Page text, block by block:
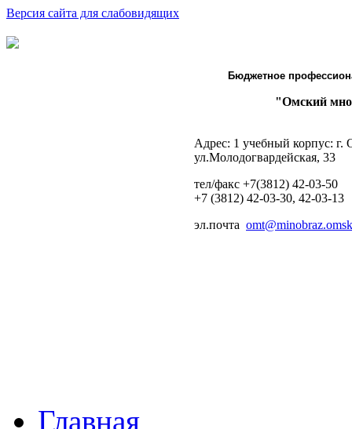
Версия сайта для слабовидящих
Бюджетное
"Омский
Адрес: 1 учебный корпус: г.
ул.Молодогвардейская, 33
тел/факс +7(3812) 42-03-50
+7 (3812) 42-03-30, 42-03-13
эл.почта
Главная